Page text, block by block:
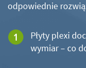
odpowiednie
Płyty plexi
wymiar – co